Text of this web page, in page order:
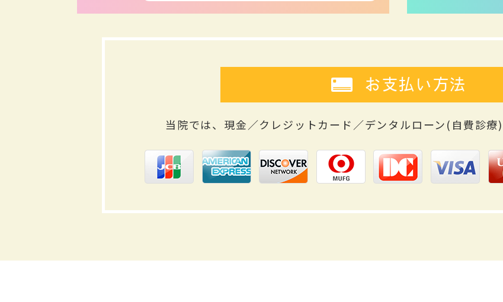
お支払い方法
当院では、現金／クレジットカード／デンタルローン(自費診療)